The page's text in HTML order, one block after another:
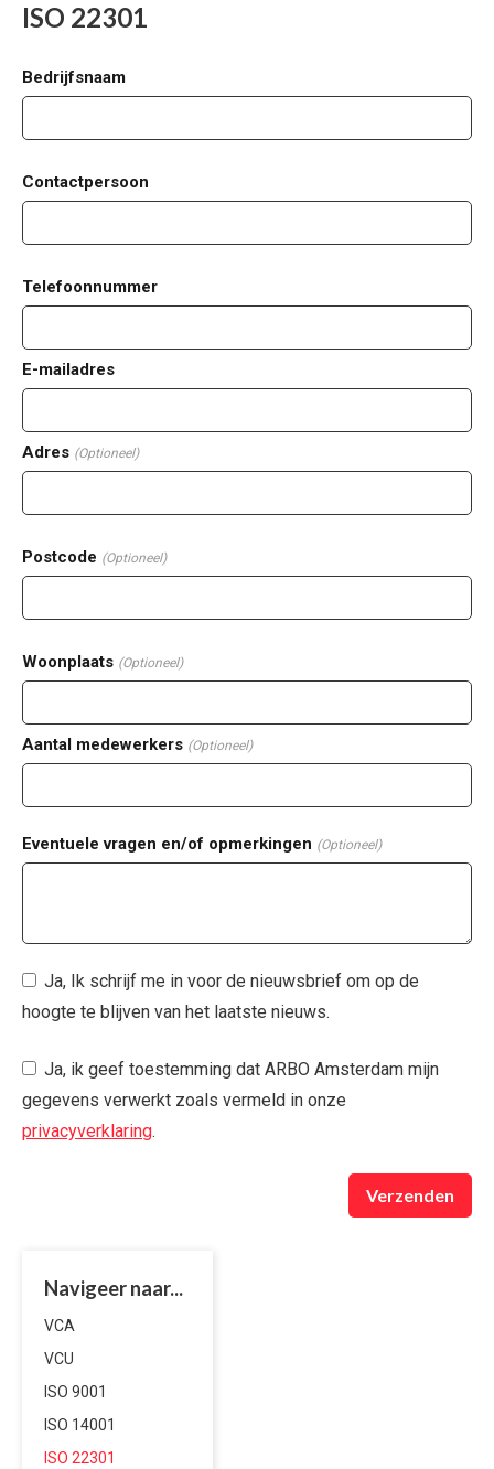
Navigeer naar...
VCA
VCU
ISO 9001
ISO 14001
ISO 22301
ISO 22301
Bedrijfsnaam
Contactpersoon
Telefoonnummer
E-mailadres
Adres (Optioneel)
Postcode (Optioneel)
Woonplaats (Optioneel)
Aantal medewerkers (Optioneel)
Eventuele vragen en/of opmerkingen (Optioneel)
Ja, Ik schrijf me in voor de nieuwsbrief om op de
hoogte te blijven van het laatste nieuws.
Ja, ik geef toestemming dat ARBO Amsterdam mijn
gegevens verwerkt zoals vermeld in onze
privacyverklaring.
Verzenden